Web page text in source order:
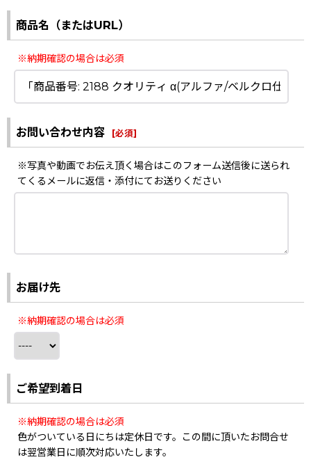
商品名（またはURL）
※納期確認の場合は必須
お問い合わせ内容 [必須]
※写真や動画でお伝え頂く場合はこのフォーム送信後に送られ
てくるメールに返信・添付にてお送りください
お届け先
※納期確認の場合は必須
ご希望到着日
※納期確認の場合は必須
色がついている日にちは定休日です。この間に頂いたお問合せ
は翌営業日に順次対応いたします。